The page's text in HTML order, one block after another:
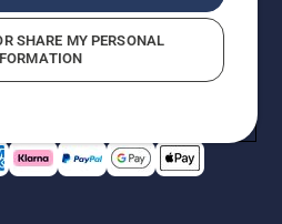
Anvendelsesvilkår
af personlige oplysninger
formodede overtrædelser
SHARE MY PERSONAL